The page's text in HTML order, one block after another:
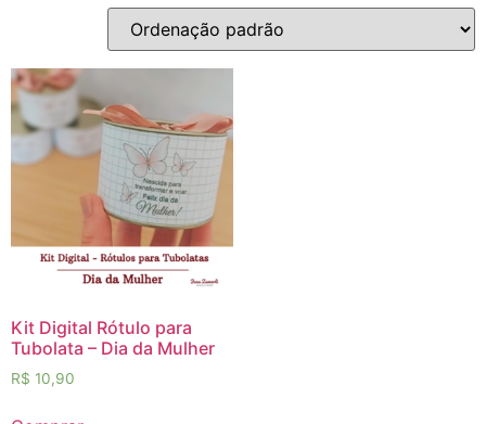
Kit Digital Rótulo para
Tubolata – Dia da Mulher
R$ 10,90